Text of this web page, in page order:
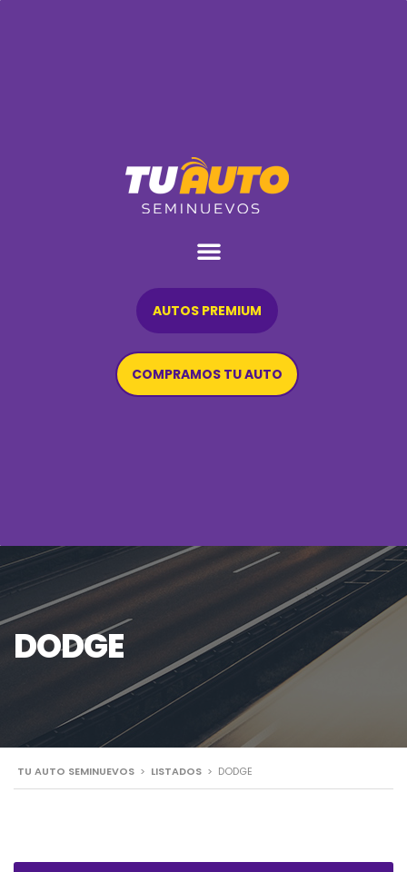
AUTOS PREMIUM
COMPRAMOS TU AUTO
DODGE
TU AUTO SEMINUEVOS > LISTADOS > DODGE